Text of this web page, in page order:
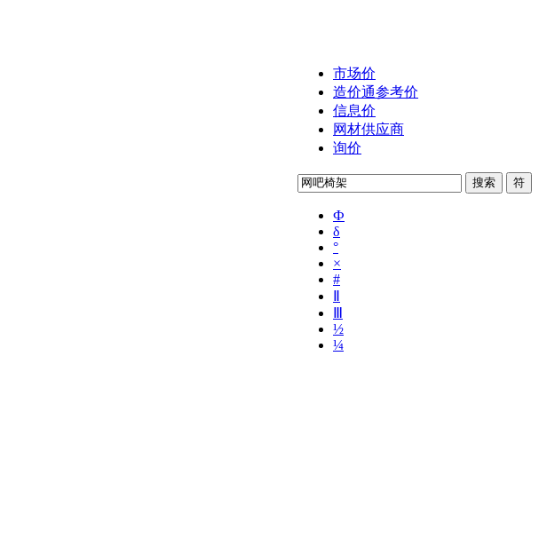
市场价
造价通参考价
信息价
网材供应商
询价
Ф
δ
°
×
#
½
¼